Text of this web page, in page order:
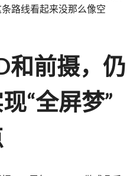
路线看起来没那么像空
和前摄，仍
“全屏梦”